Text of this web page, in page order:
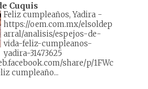
Cuquis
Feliz cumpleaños, Yadira -
https://oem.com.mx/elsoldep
arral/analisis/espejos-de-
vida-feliz-cumpleanos-
yadira-31473625
share/p/1FWc
cumpleaño...